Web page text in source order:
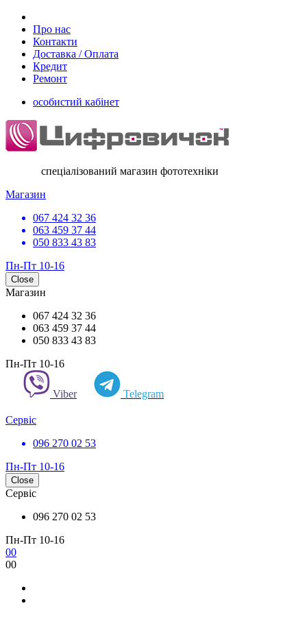
Про нас
Контакти
Доставка / Оплата
Кредит
Ремонт
особистий кабінет
спеціалізований магазин фототехніки
Магазин
067 424 32 36
063 459 37 44
050 833 43 83
Пн-Пт 10-16
Close
Магазин
067 424 32 36
063 459 37 44
050 833 43 83
Пн-Пт 10-16
Viber Telegram
Сервіс
096 270 02 53
Пн-Пт 10-16
Close
Сервіс
096 270 02 53
Пн-Пт 10-16
00
00